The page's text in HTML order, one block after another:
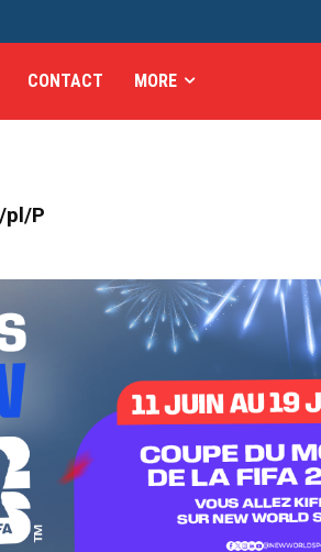
CONTACT MORE
pl/P